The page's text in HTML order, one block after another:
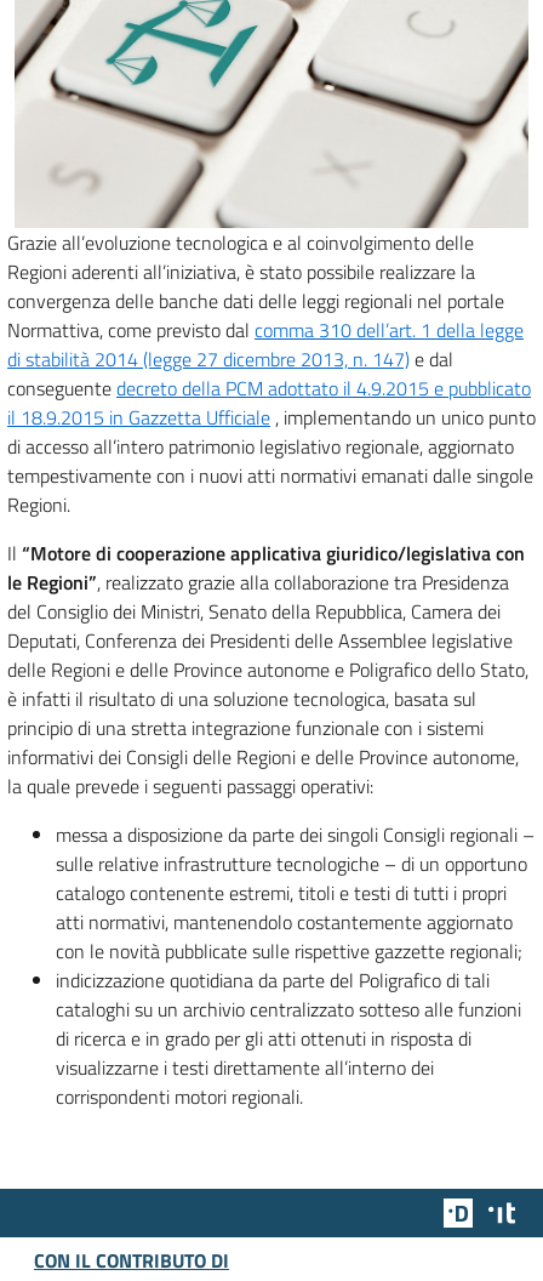
Grazie all’evoluzione tecnologica e al coinvolgimento delle
Regioni aderenti all’iniziativa, è stato possibile realizzare la
convergenza delle banche dati delle leggi regionali nel portale
Normattiva, come previsto dal comma 310 dell’art. 1 della legge
di stabilità 2014 (legge 27 dicembre 2013, n. 147)e dal
conseguentedecreto della PCM adottato il 4.9.2015 e pubblicato
il 18.9.2015 in Gazzetta Ufficiale , implementando un unico punto
di accesso all’intero patrimonio legislativo regionale, aggiornato
tempestivamente con i nuovi atti normativi emanati dalle singole
Regioni.
Il “Motore di cooperazione applicativa giuridico/legislativa con
le Regioni”, realizzato grazie alla collaborazione tra Presidenza
del Consiglio dei Ministri, Senato della Repubblica, Camera dei
Deputati, Conferenza dei Presidenti delle Assemblee legislative
delle Regioni e delle Province autonome e Poligrafico dello Stato,
è infatti il risultato di una soluzione tecnologica, basata sul
principio di una stretta integrazione funzionale con i sistemi
informativi dei Consigli delle Regioni e delle Province autonome,
la quale prevede i seguenti passaggi operativi:
messa a disposizione da parte dei singoli Consigli regionali –
sulle relative infrastrutture tecnologiche – di un opportuno
catalogo contenente estremi, titoli e testi di tutti i propri
atti normativi, mantenendolo costantemente aggiornato
con le novità pubblicate sulle rispettive gazzette regionali;
indicizzazione quotidiana da parte del Poligrafico di tali
cataloghi su un archivio centralizzato sotteso alle funzioni
di ricerca e in grado per gli atti ottenuti in risposta di
visualizzarne i testi direttamente all’interno dei
corrispondenti motori regionali.
Team
CON IL CONTRIBUTO DI